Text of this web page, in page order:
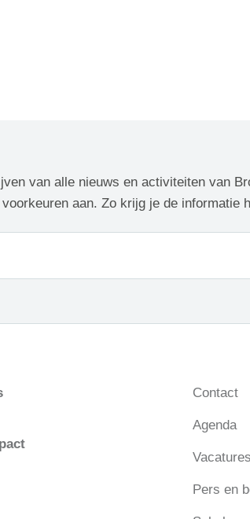
van alle nieuws en activiteiten van
aan. Zo krijg je de informatie
Contact
Agenda
Vacatures
Pers en